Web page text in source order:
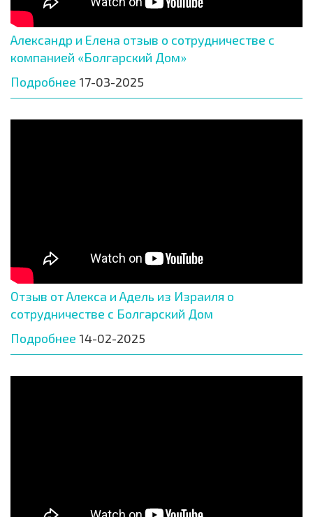
Александр и Елена отзыв о сотрудничестве с
компанией «Болгарский Дом»
Подробнее 17-03-2025
Отзыв от Алекса и Адель из Израиля о
сотрудничестве с Болгарский Дом
Подробнее 14-02-2025